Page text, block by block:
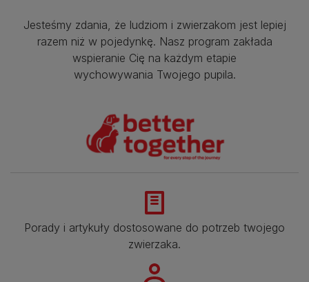
Jesteśmy zdania, że ludziom i zwierzakom jest lepiej
razem niż w pojedynkę. Nasz program zakłada
wspieranie Cię na każdym etapie
wychowywania Twojego pupila.
Porady i artykuły dostosowane do potrzeb twojego
zwierzaka.​